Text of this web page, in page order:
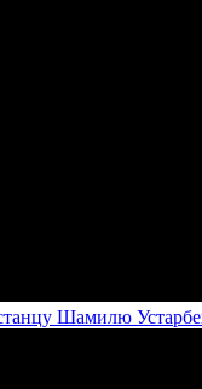
Шамилю